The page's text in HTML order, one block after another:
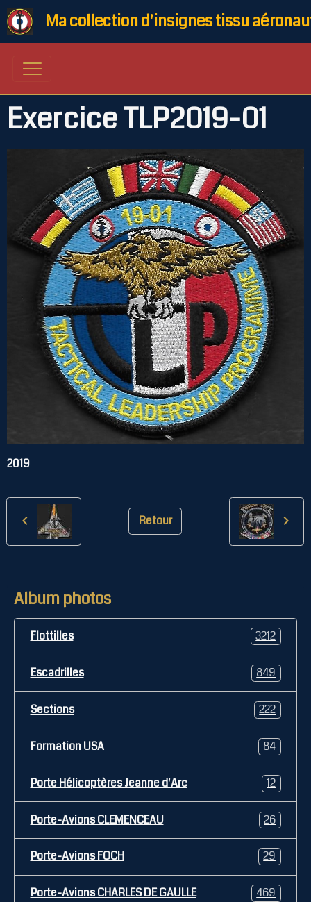
Ma collection d'insignes tissu
Exercice TLP2019-01
2019
Retour
Album photos
Flottilles 3212
Escadrilles 849
Sections 222
Formation USA 84
Porte Hélicoptères Jeanne d'Arc 12
Porte-Avions CLEMENCEAU 26
Porte-Avions FOCH 29
Porte-Avions CHARLES DE GAULLE 469